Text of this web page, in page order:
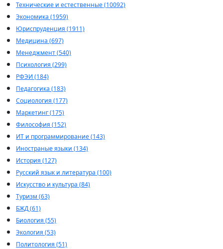
Технические и естественные (10092)
Экономика (1959)
Юриспруденция (1911)
Медицина (697)
Менеджмент (540)
Психология (299)
РФЭИ (184)
Педагогика (183)
Социология (177)
Маркетинг (175)
Философия (152)
ИТ и программирование (143)
Иностраные языки (134)
История (127)
Русский язык и литература (100)
Искусство и культура (84)
Туризм (63)
БЖД (61)
Биология (55)
Экология (53)
Политология (51)